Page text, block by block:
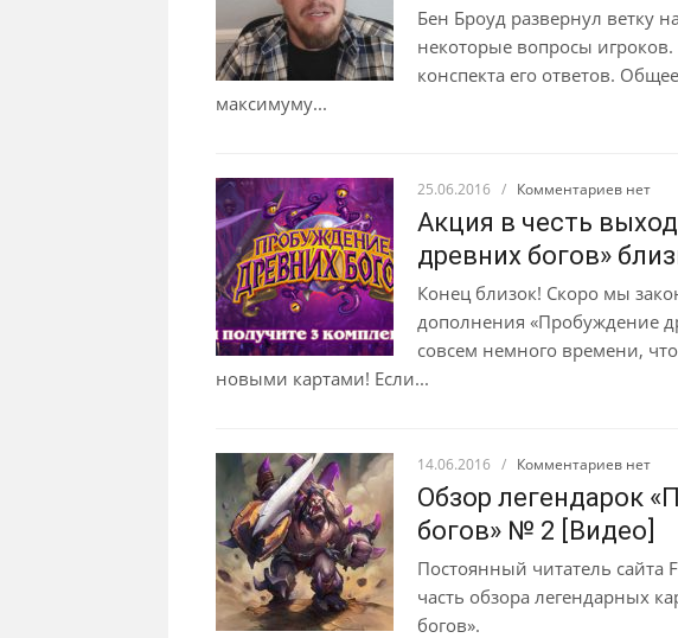
Бен Броуд развернул ветку
некоторые вопросы
конспекта его ответов.
максимуму...
25.06.2016 / Комментариев нет
Акция в честь
древних богов»
Конец близок! Скоро мы
дополнения «Пробуждение
совсем немного времени,
новыми картами! Если...
14.06.2016 / Комментариев нет
Обзор легендарок
богов» № 2 [Видео]
Постоянный читатель сайта
часть обзора легендарных
богов».